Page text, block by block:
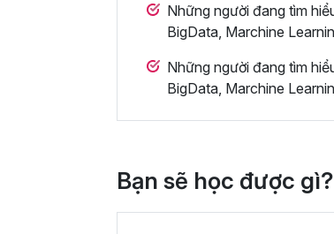
Những người đang tìm
BigData, Marchine
Những người đang tìm
BigData, Marchine
Bạn sẽ học được gì?